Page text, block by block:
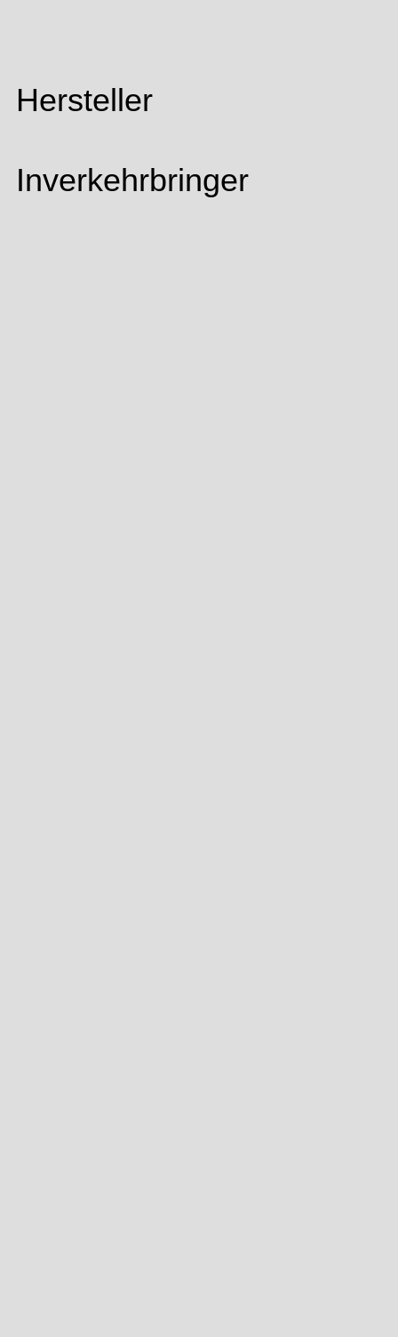
Hersteller
Inverkehrbringer